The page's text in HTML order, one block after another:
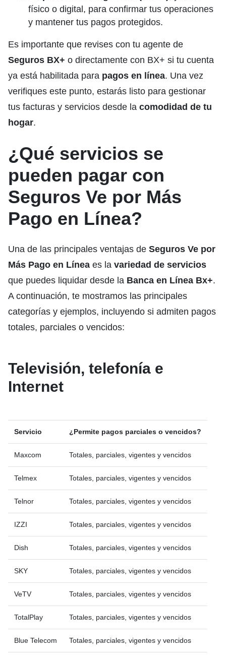
físico o digital, para confirmar tus operaciones
y mantener tus pagos protegidos.
Es importante que revises con tu agente de
Seguros BX+ o directamente con BX+ si tu cuenta
ya está habilitada para pagos en línea. Una vez
verifiques este punto, estarás listo para gestionar
tus facturas y servicios desde la comodidad de tu
hogar.
¿Qué servicios se
pueden pagar con
Seguros Ve por Más
Pago en Línea?
Una de las principales ventajas de Seguros Ve por
Más Pago en Línea es la variedad de servicios
que puedes liquidar desde la Banca en Línea Bx+.
A continuación, te mostramos las principales
categorías y ejemplos, incluyendo si admiten pagos
totales, parciales o vencidos:
Televisión, telefonía e
Internet
Servicio ¿Permite pagos parciales o vencidos?
Maxcom Totales, parciales, vigentes y vencidos
Telmex Totales, parciales, vigentes y vencidos
Telnor Totales, parciales, vigentes y vencidos
IZZI Totales, parciales, vigentes y vencidos
Dish Totales, parciales, vigentes y vencidos
SKY Totales, parciales, vigentes y vencidos
VeTV Totales, parciales, vigentes y vencidos
TotalPlay Totales, parciales, vigentes y vencidos
Blue Telecom Totales, parciales, vigentes y vencidos